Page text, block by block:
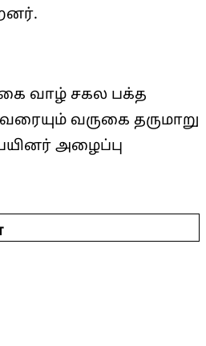
வாழ் சகல பக்த
வருகை தருமாறு
அழைப்பு